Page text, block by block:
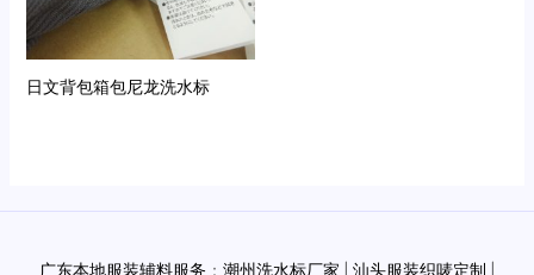
日文背包箱包尼龙洗水标